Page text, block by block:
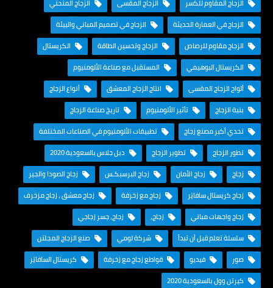
الزجاج المقاوم للكسر
الزجاج المقسى
الزجاج المنحني
الزجاج في العمارة الحديثة
الزجاج في تصميم المباني والبيئة
الزجاج مقاوم للرصاص
الزجاج وتحسين الطاقة
الكريستال
الكريستال البوهيمي
المستقبل مع صناعة الألومنيوم
ألواح الزجاج المقسى
انتاج الزجاج المعشق
أنواع الزجاج
بنية الزجاج
تأثير الألومنيوم
تاريخ صناعة الزجاج
تحدي أكبر مصنع زجاج
تطبيقات الألومنيوم في الصناعات المختلفة
تطور الزجاج
تطوير الزجاج
دبل جلاس بالسعودية 2020
زجاج
زجاج الأمان زجاج البرسبكـس
زجاج الصودا والجير
زجاج كريستال سافايَر
زجاج مع زخرفة
زجاج معشق ، زجاج مزخرف
زجاج واجهات مباني
زجاج،
زجاج، جسر زجاجي
سلسلة تعلم قبل أن تبدأ
شركة لومي
صنع الزجاج المجلتن
صور
فيديو قواطع زجاج مع زخرفة
كريستال السافايَر
كيرتن وول بالسعودية 2020